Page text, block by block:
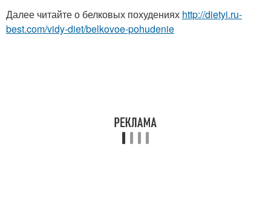
Далее читайте о белковых похудениях http://dietyi.ru-
best.com/vidy-diet/belkovoe-pohudenie